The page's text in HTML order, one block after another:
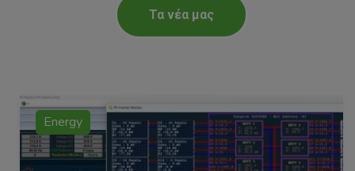
Τα νέα μας
Solar